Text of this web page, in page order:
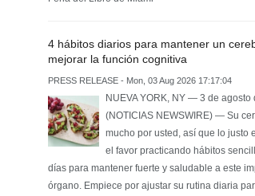
4 hábitos diarios para mantener un
mejorar la función cognitiva
PRESS RELEASE - Mon, 03 Aug 2026 17:17:04
NUEVA YORK, NY — 3 de
(NOTICIAS NEWSWIRE) — Su
mucho por usted, así que lo justo
el favor practicando hábitos
días para mantener fuerte y saludable a este
órgano. Empiece por ajustar su rutina diaria